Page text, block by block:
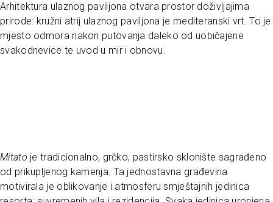
Arhitektura ulaznog paviljona otvara prostor doživljajima
prirode: kružni atrij ulaznog paviljona je mediteranski vrt. To je
mjesto odmora nakon putovanja daleko od uobičajene
svakodnevice te uvod u mir i obnovu.
Mitato je tradicionalno, grčko, pastirsko sklonište sagrađeno
od prikupljenog kamenja. Ta jednostavna građevina
motivirala je oblikovanje i atmosferu smještajnih jedinica